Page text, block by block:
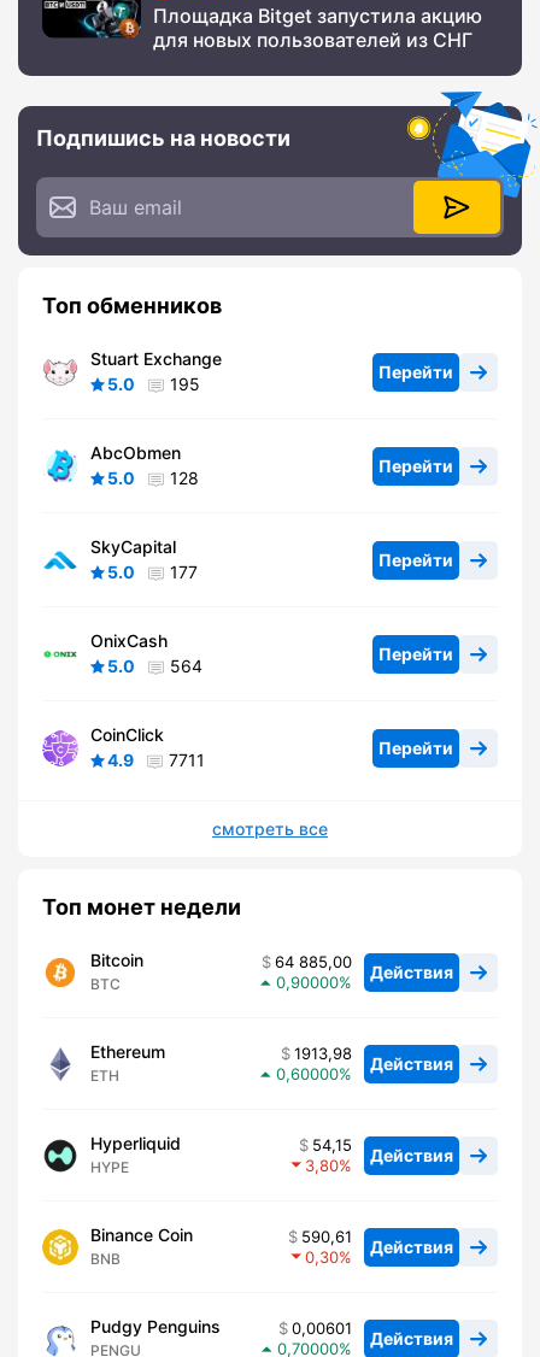
Площадка Bitget запустила акцию
для новых пользователей из СНГ
Подпишись на новости
Топ обменников
Stuart Exchange
5.0
195
Перейти
AbcObmen
5.0
128
Перейти
SkyCapital
5.0
177
Перейти
OnixCash
5.0
564
Перейти
CoinClick
4.9
7711
Перейти
смотреть все
Топ монет недели
Bitcoin
BTC
64 885,00
0,90000
Действия
Ethereum
ETH
1913,98
0,60000
Действия
Hyperliquid
HYPE
54,15
3,80
Действия
Binance Coin
BNB
590,61
0,30
Действия
Pudgy Penguins
PENGU
0,00601
0,70000
Действия